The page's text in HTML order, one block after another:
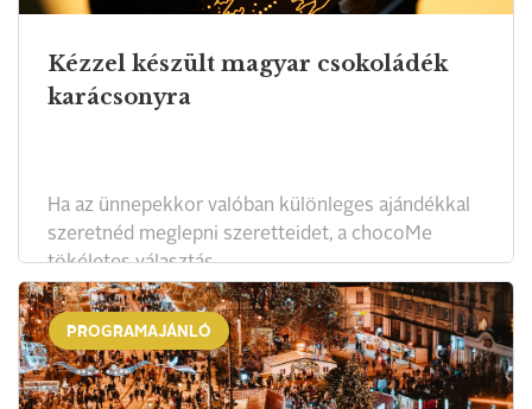
Kézzel készült magyar csokoládék
karácsonyra
Ha az ünnepekkor valóban különleges ajándékkal
szeretnéd meglepni szeretteidet, a chocoMe
tökéletes választás.
PROGRAMAJÁNLÓ